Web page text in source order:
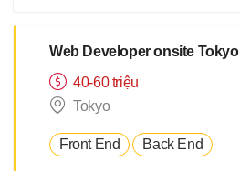
triển Quản lý: Chất lượng
(Quality) Tiến độ (Progress)
Thời hạn (Deadline)
Web Developer onsite Tokyo
40-60 triệu
Tokyo
Front End Back End